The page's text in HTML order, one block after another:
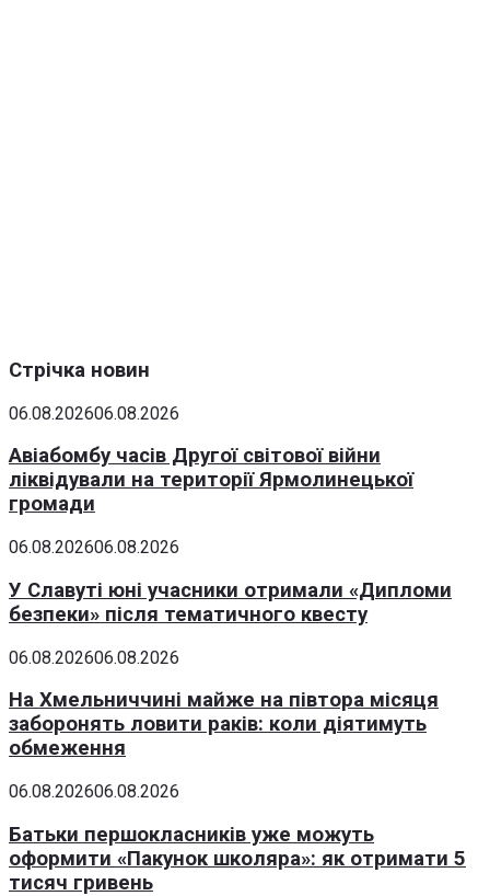
Стрічка новин
06.08.202606.08.2026
Авіабомбу часів Другої світової війни
ліквідували на території Ярмолинецької
громади
06.08.202606.08.2026
У Славуті юні учасники отримали «Дипломи
безпеки» після тематичного квесту
06.08.202606.08.2026
На Хмельниччині майже на півтора місяця
заборонять ловити раків: коли діятимуть
обмеження
06.08.202606.08.2026
Батьки першокласників уже можуть
оформити «Пакунок школяра»: як отримати 5
тисяч гривень